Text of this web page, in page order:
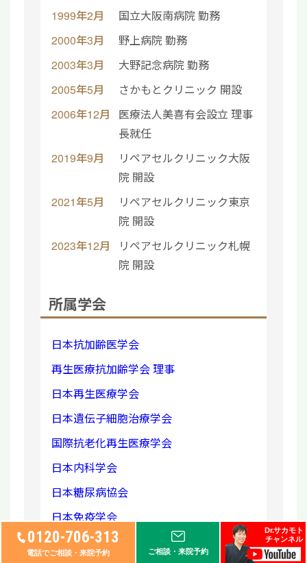
0120-706-313
電話でご相談・来院予約 ご相談・来院予約
Dr.サカモト
チャンネル
1999年2月
国立大阪南病院 勤務
2000年3月
野上病院 勤務
2003年3月
大野記念病院 勤務
2005年5月
さかもとクリニック 開設
2006年12月
医療法人美喜有会設立 理事
長就任
2019年9月
リペアセルクリニック大阪
院 開設
2021年5月
リペアセルクリニック東京
院 開設
2023年12月
リペアセルクリニック札幌
院 開設
所属学会
日本抗加齢医学会
再生医療抗加齢学会 理事
日本再生医療学会
日本遺伝子細胞治療学会
国際抗老化再生医療学会
日本内科学会
日本糖尿病協会
日本免疫学会
日本脳神経外科学会